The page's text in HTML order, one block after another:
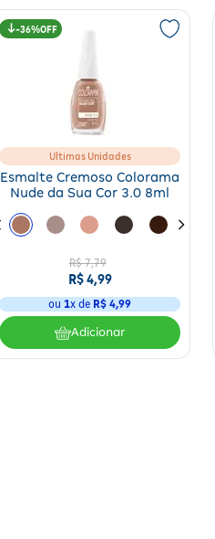
36%
Ultimas Unidades
Esmalte Cremoso Colorama
Nude da Sua Cor 3.0 8ml
R$ 7,79
R$ 4,99
ou 1x de R$ 4,99
Adicionar